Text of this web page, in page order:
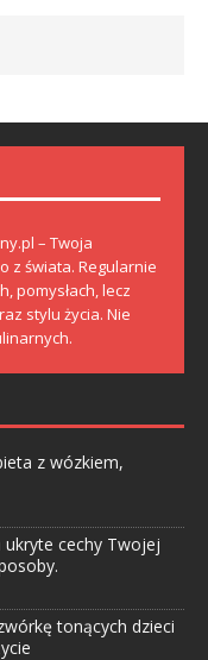
– Twoja
z świata. Regularnie
pomysłach, lecz
stylu życia. Nie
z wózkiem,
ukryte cechy Twojej
tonących dzieci